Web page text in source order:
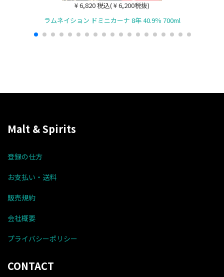
¥ 6,820 税込( ¥ 6,200税抜)
ラムネイション ドミニカーナ 8年 40.9％ 700ml
Malt & Spirits
登録の仕方
お支払い・送料
販売規約
会社概要
プライバシーポリシー
CONTACT